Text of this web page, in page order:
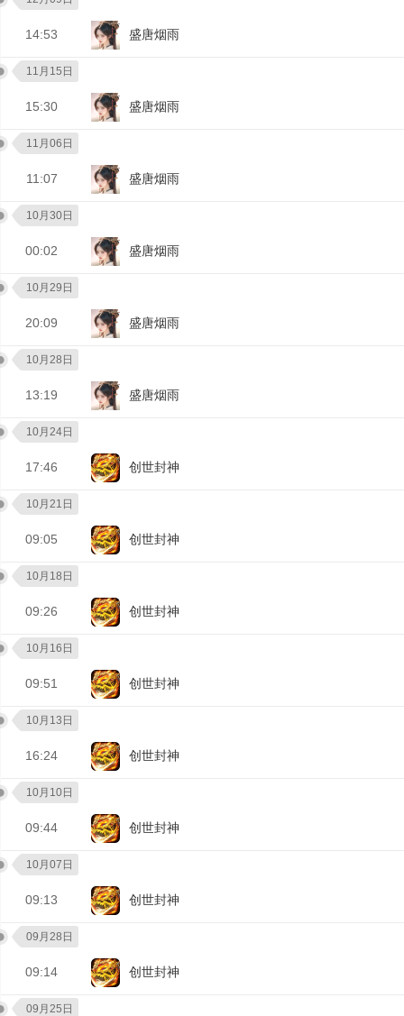
14:53 盛唐烟雨
11月15日
15:30 盛唐烟雨
11月06日
11:07 盛唐烟雨
10月30日
00:02 盛唐烟雨
10月29日
20:09 盛唐烟雨
10月28日
13:19 盛唐烟雨
10月24日
17:46 创世封神
10月21日
09:05 创世封神
10月18日
09:26 创世封神
10月16日
09:51 创世封神
10月13日
16:24 创世封神
10月10日
09:44 创世封神
10月07日
09:13 创世封神
09月28日
09:14 创世封神
09月25日